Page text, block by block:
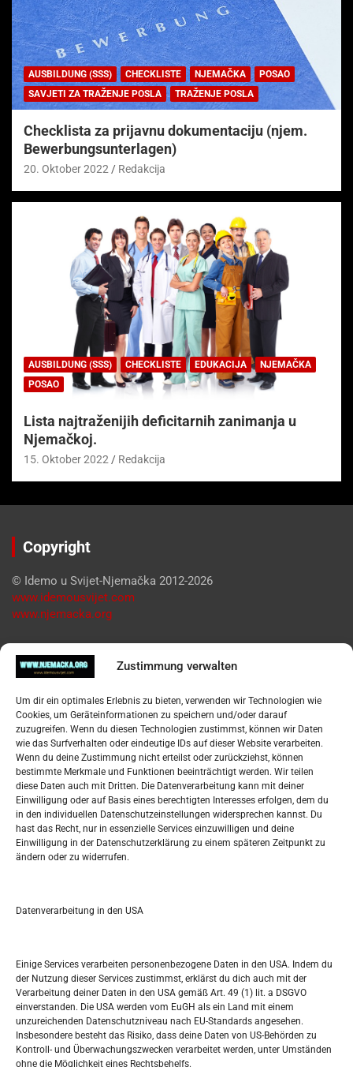
Zustimmung verwalten
Um dir ein optimales Erlebnis zu bieten, verwenden wir Technologien wie
Cookies, um Geräteinformationen zu speichern und/oder darauf
zuzugreifen. Wenn du diesen Technologien zustimmst, können wir Daten
wie das Surfverhalten oder eindeutige IDs auf dieser Website verarbeiten.
Wenn du deine Zustimmung nicht erteilst oder zurückziehst, können
bestimmte Merkmale und Funktionen beeinträchtigt werden. Wir teilen
diese Daten auch mit Dritten. Die Datenverarbeitung kann mit deiner
Einwilligung oder auf Basis eines berechtigten Interesses erfolgen, dem du
in den individuellen Datenschutzeinstellungen widersprechen kannst. Du
hast das Recht, nur in essenzielle Services einzuwilligen und deine
Einwilligung in der Datenschutzerklärung zu einem späteren Zeitpunkt zu
ändern oder zu widerrufen.
Datenverarbeitung in den USA
Einige Services verarbeiten personenbezogene Daten in den USA. Indem du
der Nutzung dieser Services zustimmst, erklärst du dich auch mit der
Verarbeitung deiner Daten in den USA gemäß Art. 49 (1) lit. a DSGVO
einverstanden. Die USA werden vom EuGH als ein Land mit einem
unzureichenden Datenschutzniveau nach EU-Standards angesehen.
Insbesondere besteht das Risiko, dass deine Daten von US-Behörden zu
Kontroll- und Überwachungszwecken verarbeitet werden, unter Umständen
ohne die Möglichkeit eines Rechtsbehelfs.
AUSBILDUNG (SSS) CHECKLISTE NJEMAČKA
POSAO
SAVJETI ZA TRAŽENJE POSLA
TRAŽENJE POSLA
Checklista za prijavnu dokumentaciju (njem.
Bewerbungsunterlagen)
20. Oktober 2022 Redakcija
AUSBILDUNG (SSS) CHECKLISTE EDUKACIJA
NJEMAČKA
POSAO
Lista najtraženijih deficitarnih zanimanja u
Njemačkoj.
15. Oktober 2022 Redakcija
Copyright
© Idemo u Svijet-Njemačka 2012-2026
www.idemousvijet.com
www.njemacka.org
Pregled
Datenschutzerklärung
Widerufsbelehrung
Oglašavanje / Postavite svoj oglas
Tko je “Idemo u Svijet – Njemačka?
Pretražite stranicu:
S
NOVEMBER 2024
M D M D F S
1 2
4 5 6 7 8 9 10